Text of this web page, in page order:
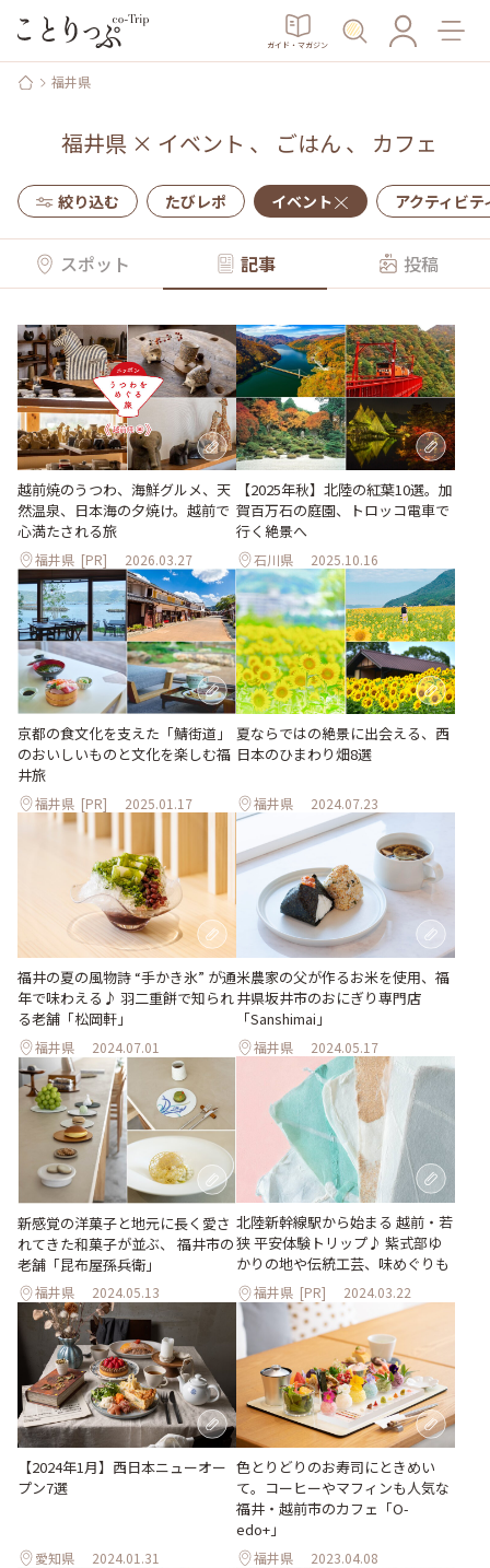
ガイド・マガジン
福井県
福井県 × イベント 、 ごはん 、 カフェ
絞り込む たびレポ イベント アクティビテ
スポット 記事 投稿
越前焼のうつわ、海鮮グルメ、天
然温泉、日本海の夕焼け。越前で
心満たされる旅
福井県 [PR] 2026.03.27
【2025年秋】北陸の紅葉10選。加
賀百万石の庭園、トロッコ電車で
行く絶景へ
石川県 2025.10.16
京都の食文化を支えた「鯖街道」
のおいしいものと文化を楽しむ福
井旅
福井県 [PR] 2025.01.17
夏ならではの絶景に出会える、西
日本のひまわり畑8選
福井県 2024.07.23
福井の夏の風物詩 “手かき氷” が通
年で味わえる♪ 羽二重餅で知られ
る老舗「松岡軒」
福井県 2024.07.01
米農家の父が作るお米を使用、福
井県坂井市のおにぎり専門店
「Sanshimai」
福井県 2024.05.17
新感覚の洋菓子と地元に長く愛さ
れてきた和菓子が並ぶ、 福井市の
老舗「昆布屋孫兵衛」
福井県 2024.05.13
北陸新幹線駅から始まる 越前・若
狭 平安体験トリップ♪ 紫式部ゆ
かりの地や伝統工芸、味めぐりも
福井県 [PR] 2024.03.22
【2024年1月】西日本ニューオー
プン7選
愛知県 2024.01.31
色とりどりのお寿司にときめい
て。コーヒーやマフィンも人気な
福井・越前市のカフェ「O-
edo+」
福井県 2023.04.08